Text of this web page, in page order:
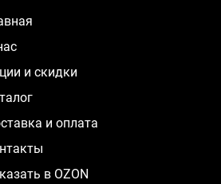
нас
и скидки
и оплата
в OZON